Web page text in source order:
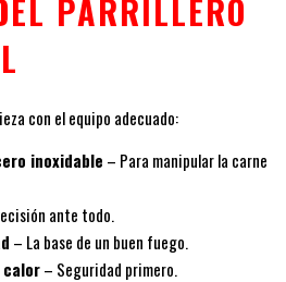
PARRILLERO
con el equipo adecuado:
inoxidable – Para manipular la carne
ante todo.
– La base de un buen fuego.
– Seguridad primero.